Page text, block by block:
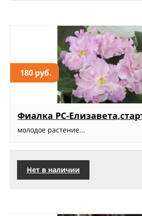
180 руб.
Фиалка РС-
молодое растение...
Нет в наличии